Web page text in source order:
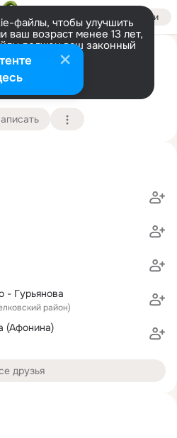
Войти
файлы, чтобы улучшить
ваш возраст менее 13 лет,
должен ваш законный
информации
Настроить
(Никитенко)
- Гурьянова
район)
(Афонина)
друзья